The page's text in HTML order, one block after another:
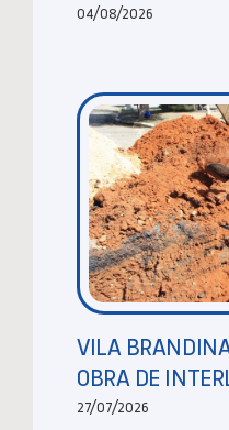
04/08/2026
VILA
OBRA DE
27/07/2026